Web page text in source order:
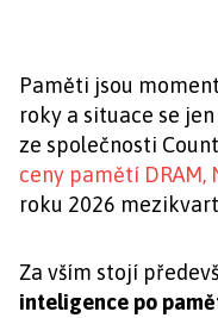
Paměti jsou
roky a situace se
ze společnosti
ceny pamětí DRAM,
roku 2026
Za vším stojí
inteligence po